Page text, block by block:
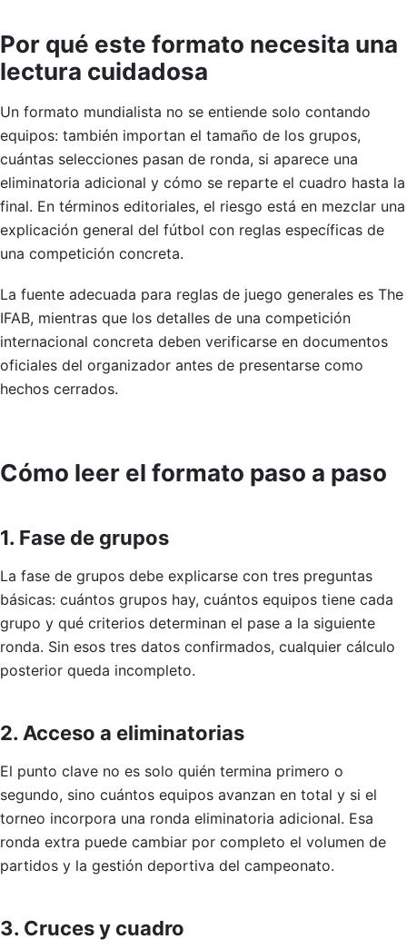
Por qué este formato necesita una
lectura cuidadosa
Un formato mundialista no se entiende solo contando
equipos: también importan el tamaño de los grupos,
cuántas selecciones pasan de ronda, si aparece una
eliminatoria adicional y cómo se reparte el cuadro hasta la
final. En términos editoriales, el riesgo está en mezclar una
explicación general del fútbol con reglas específicas de
una competición concreta.
La fuente adecuada para reglas de juego generales es The
IFAB, mientras que los detalles de una competición
internacional concreta deben verificarse en documentos
oficiales del organizador antes de presentarse como
hechos cerrados.
Cómo leer el formato paso a paso
1. Fase de grupos
La fase de grupos debe explicarse con tres preguntas
básicas: cuántos grupos hay, cuántos equipos tiene cada
grupo y qué criterios determinan el pase a la siguiente
ronda. Sin esos tres datos confirmados, cualquier cálculo
posterior queda incompleto.
2. Acceso a eliminatorias
El punto clave no es solo quién termina primero o
segundo, sino cuántos equipos avanzan en total y si el
torneo incorpora una ronda eliminatoria adicional. Esa
ronda extra puede cambiar por completo el volumen de
partidos y la gestión deportiva del campeonato.
3. Cruces y cuadro